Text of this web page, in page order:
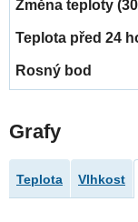
Grafy
Teplota Vlhkost